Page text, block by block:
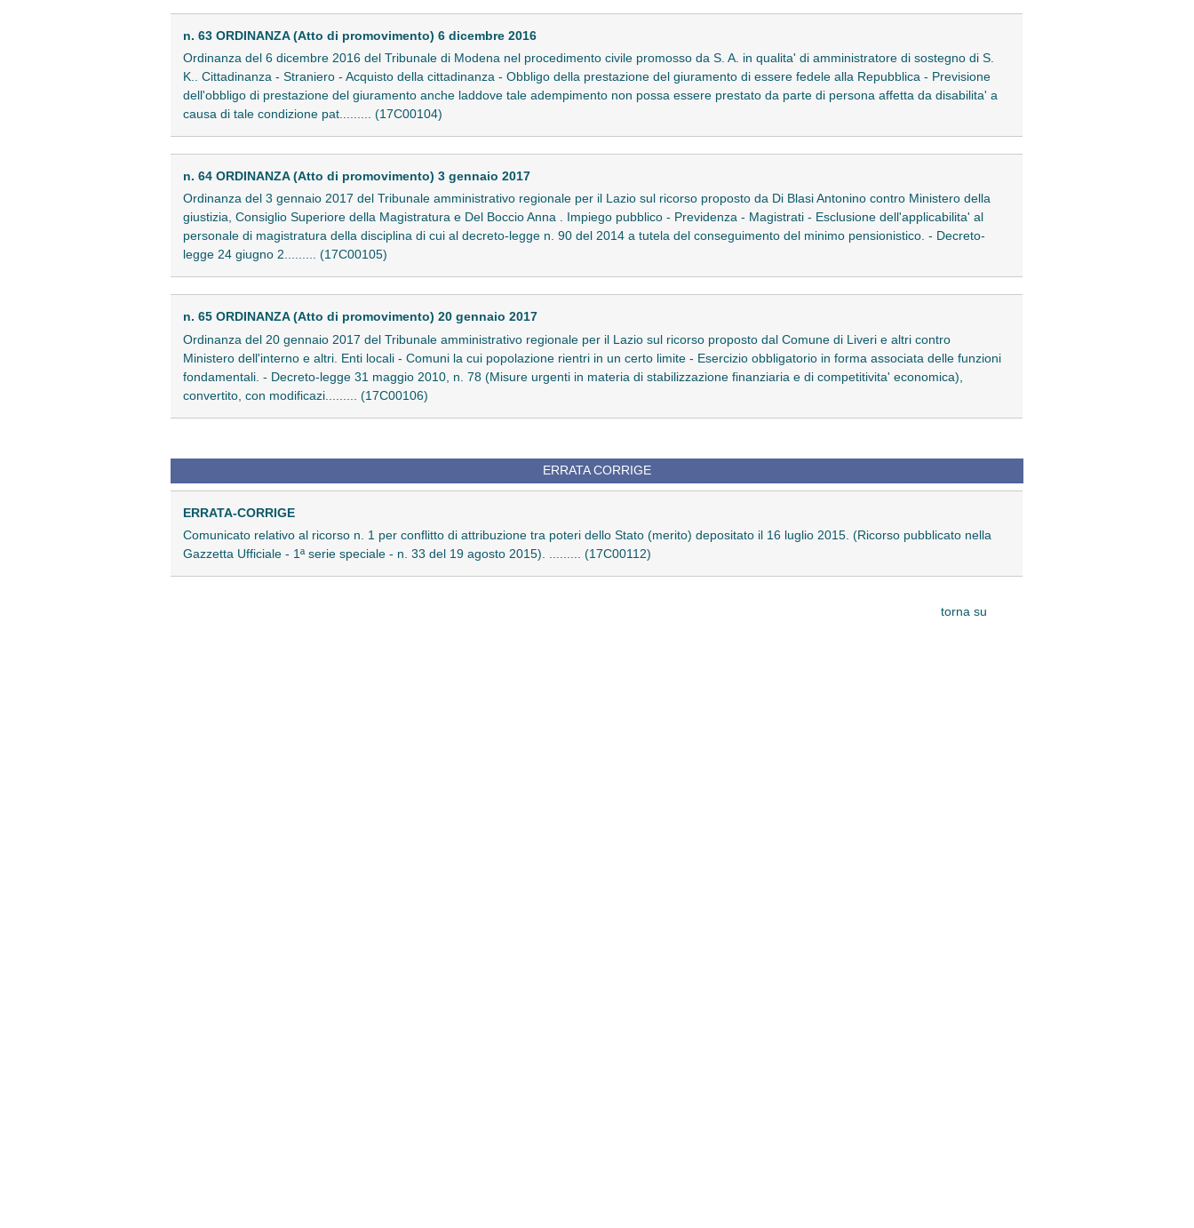
n. 63 ORDINANZA (Atto di promovimento) 6 dicembre 2016
Ordinanza del 6 dicembre 2016 del Tribunale di Modena nel procedimento civile promosso da S. A. in qualita' di amministratore di sostegno di S.
K.. Cittadinanza - Straniero - Acquisto della cittadinanza - Obbligo della prestazione del giuramento di essere fedele alla Repubblica - Previsione
dell'obbligo di prestazione del giuramento anche laddove tale adempimento non possa essere prestato da parte di persona affetta da disabilita' a
causa di tale condizione pat......... (17C00104)
n. 64 ORDINANZA (Atto di promovimento) 3 gennaio 2017
Ordinanza del 3 gennaio 2017 del Tribunale amministrativo regionale per il Lazio sul ricorso proposto da Di Blasi Antonino contro Ministero della
giustizia, Consiglio Superiore della Magistratura e Del Boccio Anna . Impiego pubblico - Previdenza - Magistrati - Esclusione dell'applicabilita' al
personale di magistratura della disciplina di cui al decreto-legge n. 90 del 2014 a tutela del conseguimento del minimo pensionistico. - Decreto-
legge 24 giugno 2......... (17C00105)
n. 65 ORDINANZA (Atto di promovimento) 20 gennaio 2017
Ordinanza del 20 gennaio 2017 del Tribunale amministrativo regionale per il Lazio sul ricorso proposto dal Comune di Liveri e altri contro
Ministero dell'interno e altri. Enti locali - Comuni la cui popolazione rientri in un certo limite - Esercizio obbligatorio in forma associata delle funzioni
fondamentali. - Decreto-legge 31 maggio 2010, n. 78 (Misure urgenti in materia di stabilizzazione finanziaria e di competitivita' economica),
convertito, con modificazi......... (17C00106)
ERRATA CORRIGE
ERRATA-CORRIGE
Comunicato relativo al ricorso n. 1 per conflitto di attribuzione tra poteri dello Stato (merito) depositato il 16 luglio 2015. (Ricorso pubblicato nella
Gazzetta Ufficiale - 1ª serie speciale - n. 33 del 19 agosto 2015). ......... (17C00112)
torna su